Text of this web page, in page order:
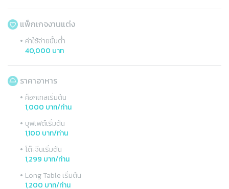
แพ็กเกจงานแต่ง
• ค่าใช้จ่ายขั้นต่ำ
40,000 บาท
ราคาอาหาร
• ค็อกเทลเริ่มต้น
1,000 บาท/ท่าน
• บุฟเฟต์เริ่มต้น
1,100 บาท/ท่าน
• โต๊ะจีนเริ่มต้น
1,299 บาท/ท่าน
• Long Table เริ่มต้น
1,200 บาท/ท่าน